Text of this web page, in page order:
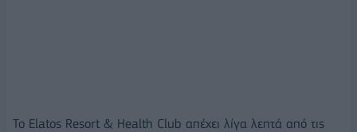
Το Elatos Resort & Health Club απέχει λίγα λεπτά από τις